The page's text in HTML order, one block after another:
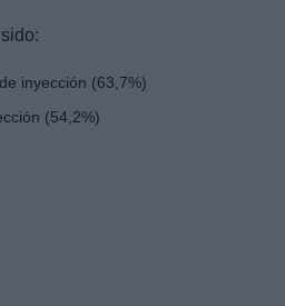
inyección (63,7%)
(54,2%)